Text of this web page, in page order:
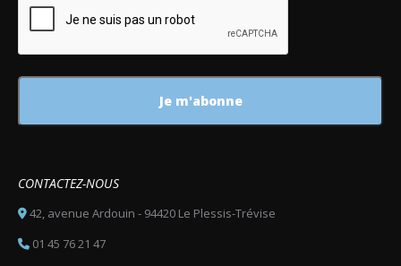
CONTACTEZ-NOUS
42, avenue Ardouin - 94420 Le Plessis-Trévise
01 45 76 21 47